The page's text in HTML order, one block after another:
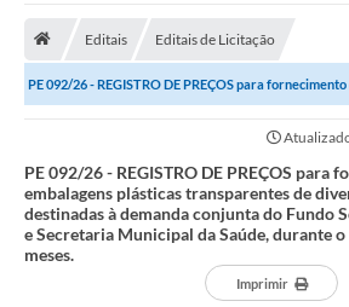
SIC
Diário Oficial
Editais Editais de Licitação
PE 092/26 - REGISTRO DE PREÇOS para
PE 092/26 - REGISTRO DE PREÇOS para
embalagens plásticas transparentes de
destinadas à demanda conjunta do Fundo
e Secretaria Municipal da Saúde, durante
meses.
Imprimir